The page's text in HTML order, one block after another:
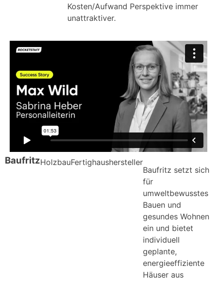
Kosten/Aufwand Perspektive immer
unattraktiver.
BaufritzHolzbauFertighaushersteller
Baufritz setzt sich
für
umweltbewusstes
Bauen und
gesundes Wohnen
ein und bietet
individuell
geplante,
energieeffiziente
Häuser aus